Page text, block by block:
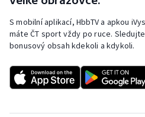
Rychlostní kanoistika
Short track
Sportovní střelba
S mobilní aplikací, HbbTV a apkou
máte ČT sport vždy po ruce.
bonusový obsah kdekoli a kdykoli.